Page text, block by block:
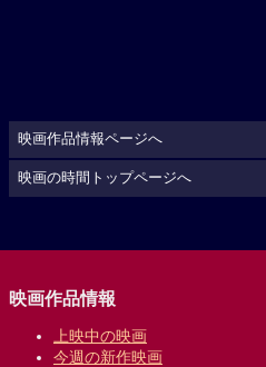
映画作品情報ページへ
映画の時間トップページへ
映画作品情報
上映中の映画
今週の新作映画